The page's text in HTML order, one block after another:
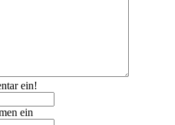
ein!
ein